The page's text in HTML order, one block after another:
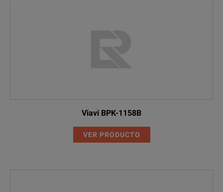
Viavi BPK-1158B
VER PRODUCTO